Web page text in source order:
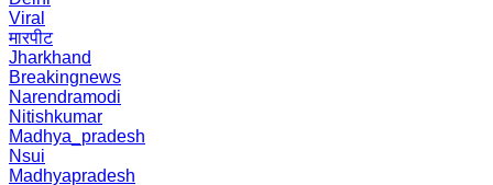
Viral
मारपीट
Jharkhand
Breakingnews
Narendramodi
Nitishkumar
Madhya_pradesh
Nsui
Madhyapradesh